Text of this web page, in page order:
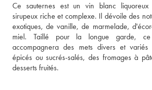
Ce sauternes est un vin blanc liquoreux
sirupeux riche et complexe. Il dévoile des
exotiques, de vanille, de marmelade,
miel. Taillé pour la longue garde,
accompagnera des mets divers et variés
épicés ou sucrés-salés, des fromages à
desserts fruités.